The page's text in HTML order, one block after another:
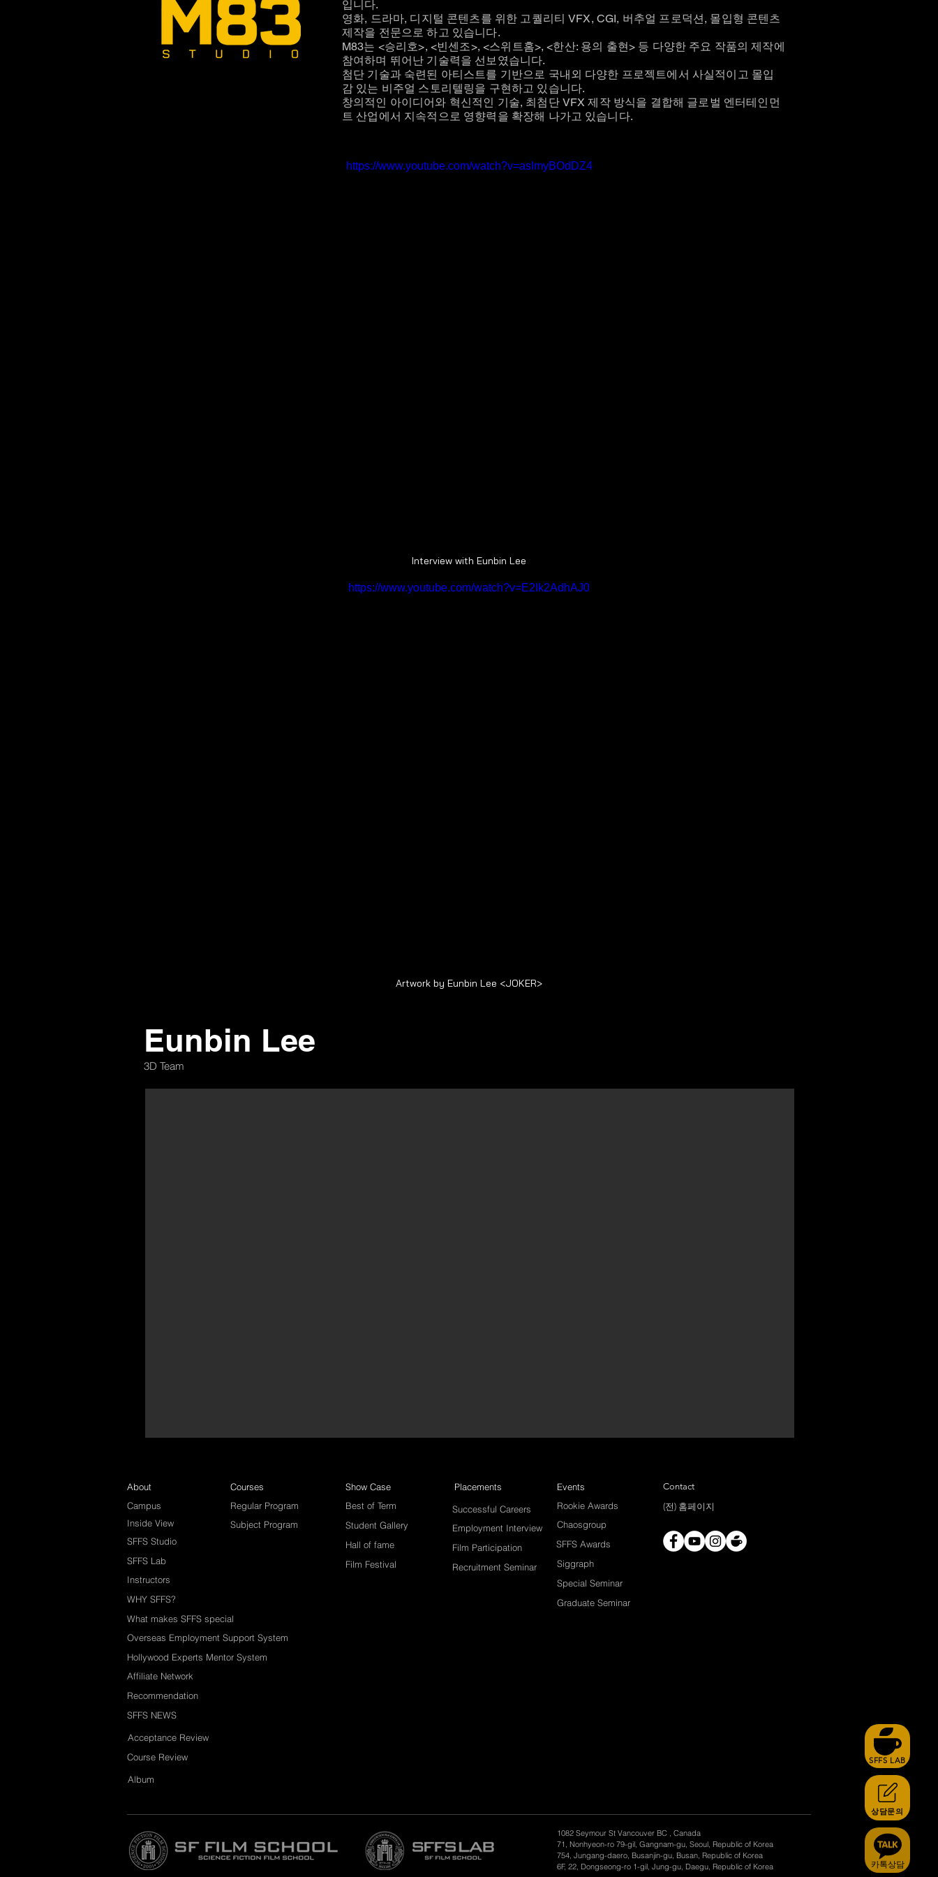
입니다.
영화, 드라마, 디지털 콘텐츠를 위한 고퀄리티 VFX, CGI, 버추얼 프로덕션, 몰입형 콘텐츠
제작을 전문으로 하고 있습니다.
M83는 <승리호>, <빈센조>, <스위트홈>, <한산: 용의 출현> 등 다양한 주요 작품의 제작에
참여하며 뛰어난 기술력을 선보였습니다.
첨단 기술과 숙련된 아티스트를 기반으로 국내외 다양한 프로젝트에서 사실적이고 몰입
감 있는 비주얼 스토리텔링을 구현하고 있습니다.
창의적인 아이디어와 혁신적인 기술, 최첨단 VFX 제작 방식을 결합해 글로벌 엔터테인먼
트 산업에서 지속적으로 영향력을 확장해 나가고 있습니다.
https://www.youtube.com/watch?v=asImyBOdDZ4
Interview with Eunbin Lee
https://www.youtube.com/watch?v=E2Ik2AdhAJ0
Artwork by Eunbin Lee <JOKER>
Eunbin Lee
3D Team
카톡상담
상담문의
SFFS LAB
About
Campus
Instructors
SFFS Lab
SFFS Studio
Inside View
WHY SFFS?
What makes SFFS special
Hollywood Experts Mentor System
Overseas Employment Support System
Affiliate Network
Recommendation
SFFS NEWS
Acceptance Review
Course Review
Regular Program
Subject Program
Courses
Best of Term
Student Gallery
Hall of fame
Film Festival
Show Case
Placements
Successful Careers
Film Participation
Employment Interview
Recruitment Seminar
Rookie Awards
Chaosgroup
Special Seminar
Siggraph
Graduate Seminar
SFFS Awards
Events
Contact
(전) 홈페이지
Album
1082 Seymour St Vancouver BC , Canada
71, Nonhyeon-ro 79-gil, Gangnam-gu, Seoul, Republic of Korea
754, Jungang-daero, Busanjin-gu, Busan, Republic of Korea
6F, 22, Dongseong-ro 1-gil, Jung-gu, Daegu, Republic of Korea